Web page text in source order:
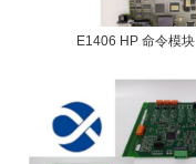
E1406 HP 命令模块